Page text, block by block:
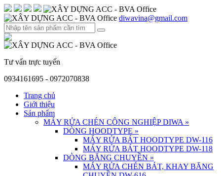
diwavina@gmail.com
Tư vấn trực tuyến
0934161695 - 0972070838
Trang chủ
Giới thiệu
Sản phẩm
MÁY RỬA CHÉN CÔNG NGHIỆP DIWA »
DÒNG HOODTYPE »
MÁY RỬA BÁT HOODTYPE DW-116
MÁY RỬA BÁT HOODTYPE DW-118
DÒNG BĂNG CHUYỀN »
MÁY RỬA CHÉN BÁT, KHAY BĂNG